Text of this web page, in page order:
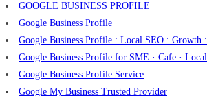
GOOGLE BUSINESS PROFILE
Google Business Profile
Google Business Profile : Local SEO : Growth
Google Business Profile for SME · Cafe ·
Google Business Profile Service
Google My Business Trusted Provider